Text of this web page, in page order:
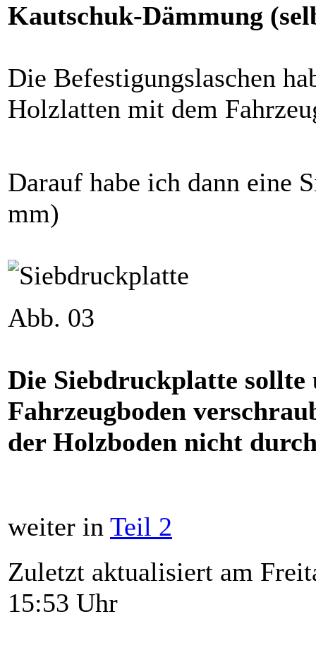
Kautschuk-Dämmung
Die Befestigungslaschen
Holzlatten mit dem
Darauf habe ich dann eine
mm)
Abb. 03
Die Siebdruckplatte
Fahrzeugboden
der Holzboden nicht
weiter in Teil 2
Zuletzt aktualisiert am
15:53 Uhr